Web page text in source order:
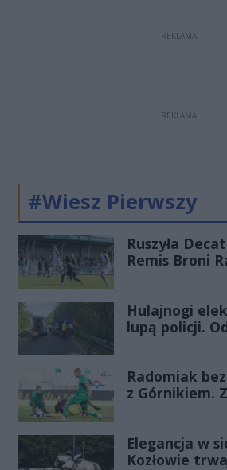
REKLAMA
REKLAMA
#Wiesz Pierwszy
Ruszyła
Remis Broni
Hulajnogi
lupą policji.
Radomiak
z Górnikiem.
Elegancja w
Kozłowie